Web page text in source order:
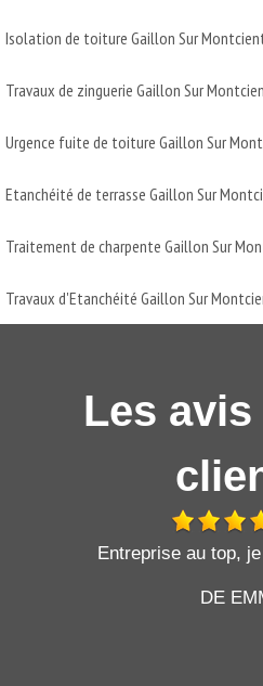
Isolation de toiture Gaillon Sur
Travaux de zinguerie Gaillon Sur
Urgence fuite de toiture Gaillon Sur
Etanchéité de terrasse Gaillon Sur
Traitement de charpente Gaillon Sur
Travaux d'Etanchéité Gaillon Sur
Les
Entreprise au top,
DE